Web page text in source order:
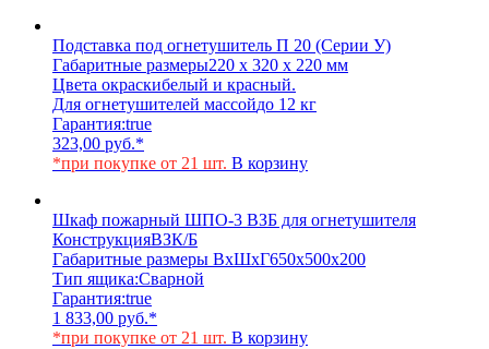
Подставка под огнетушитель П 20 (Серии У)
Габаритные размеры220 х 320 х 220 мм
Цвета окраскибелый и красный.
Для огнетушителей массойдо 12 кг
Гарантия:true
323,00 руб.*
*при покупке от 21 шт. В корзину
Шкаф пожарный ШПО-3 ВЗБ для огнетушителя
КонструкцияВЗК/Б
Габаритные размеры ВхШхГ650х500х200
Тип ящика:Сварной
Гарантия:true
1 833,00 руб.*
*при покупке от 21 шт. В корзину